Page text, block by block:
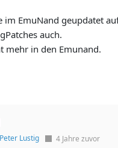
EmuNand geupdatet
auch.
mehr in den Emunand.
Peter Lustig 4 Jahre zuvor